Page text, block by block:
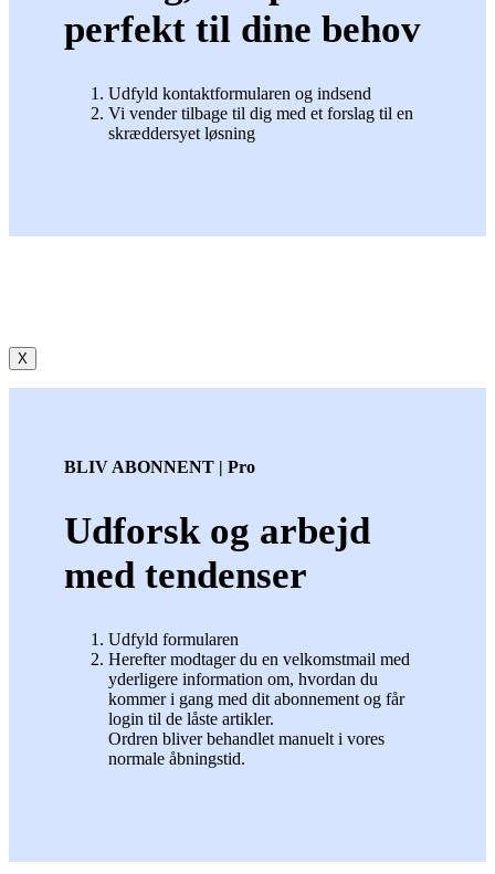
perfekt til dine behov
Udfyld kontaktformularen og indsend
Vi vender tilbage til dig med et forslag til en
skræddersyet løsning
X
BLIV ABONNENT | Pro
Udforsk og arbejd
med tendenser
Udfyld formularen
Herefter modtager du en velkomstmail med
yderligere information om, hvordan du
kommer i gang med dit abonnement og får
login til de låste artikler.
Ordren bliver behandlet manuelt i vores
normale åbningstid.